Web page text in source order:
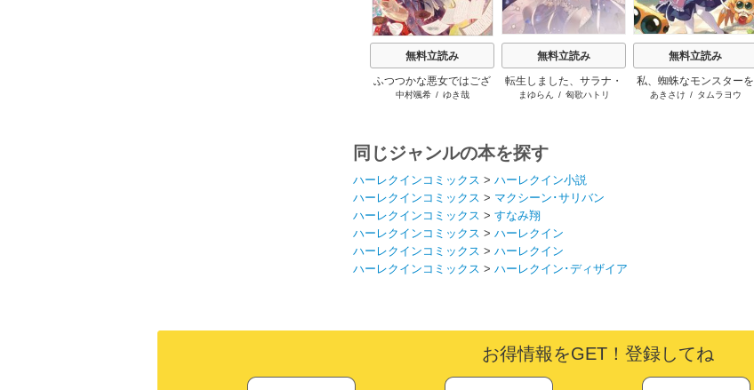
無料立読み
ふつつかな悪女ではござ
いますが
中村颯希/ ゆき哉
無料立読み
転生しました、サラナ・
キンジェです。ごきげん
まゆらん / 匈歌ハトリ
無料立読み
私、蜘蛛なモンスターを
テイムしたので、スパイ
あきさけ / タムラヨウ
同じジャンルの本を探す
ハーレクインコミックス > ハーレクイン小説
ハーレクインコミックス > マクシーン･サリバン
ハーレクインコミックス > すなみ翔
ハーレクインコミックス > ハーレクイン
ハーレクインコミックス > ハーレクイン
ハーレクインコミックス > ハーレクイン･ディザイア
お得情報をGET！登録してね